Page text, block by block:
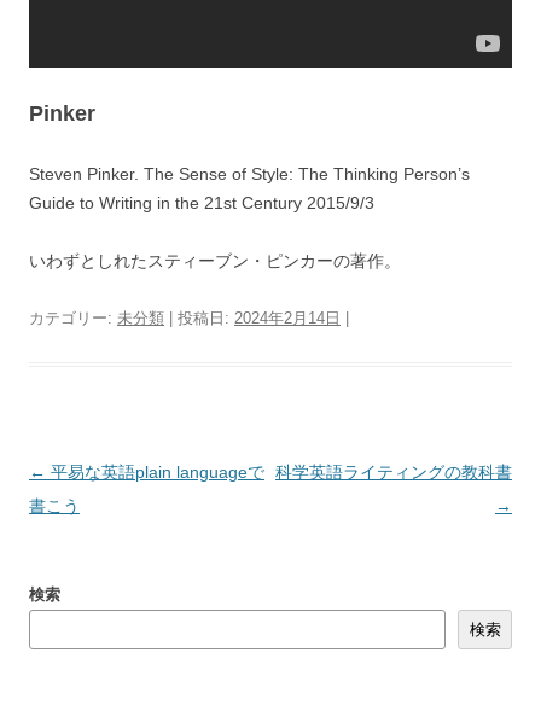
Pinker
Steven Pinker. The Sense of Style: The Thinking Person’s
Guide to Writing in the 21st Century 2015/9/3
いわずとしれたスティーブン・ピンカーの著作。
カテゴリー: 未分類 | 投稿日: 2024年2月14日
投
稿
ゲ
← 平易な英語plain languageで
書こう
科学英語ライティングの教科書
→
検索
検索